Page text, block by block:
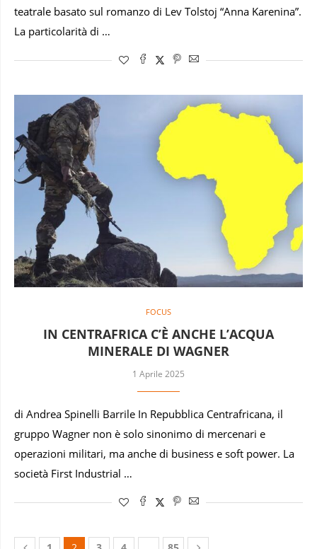
teatrale basato sul romanzo di Lev Tolstoj “Anna Karenina”.
La particolarità di …
FOCUS
IN CENTRAFRICA C’È ANCHE L’ACQUA
MINERALE DI WAGNER
1 Aprile 2025
di Andrea Spinelli Barrile In Repubblica Centrafricana, il
gruppo Wagner non è solo sinonimo di mercenari e
operazioni militari, ma anche di business e soft power. La
società First Industrial …